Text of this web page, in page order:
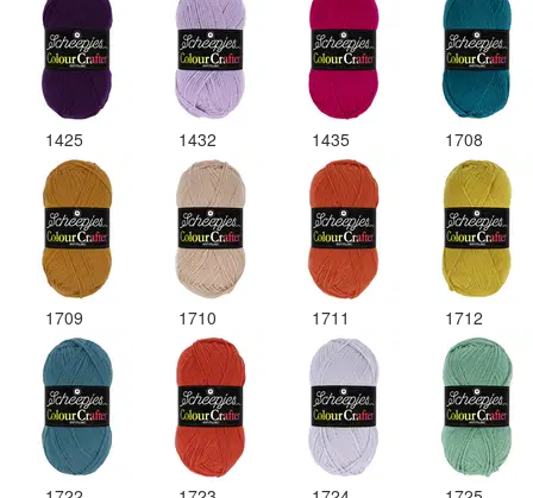
1425 1432 1435 1708
1709 1710 1711 1712